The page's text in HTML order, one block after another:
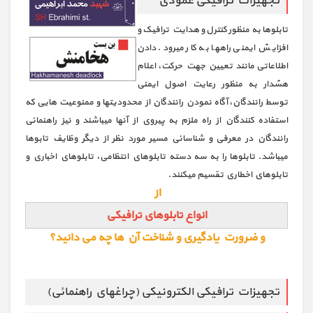
تابلوها به منظور کنترل و هدایت ترافیک و
افزایش ایمنی راهها به کار میرود. دادن
اطلاعاتی مانند تعیین جهت حرکت، اعلام
هشدار به منظور رعایت اصول ایمنی
توسط رانندگان، آگاه نمودن رانندگان از محدودیتها و ممنوعیت هایی که
استفاده کنندگان از راه ملزم به پیروي از آنها میباشند و نیز راهنمائی
رانندگان در معرفی و شناسائی مسیر مورد نظر از دیگر وظایف تابوها
میباشد. تابلوها را به سه دسته تابلوهاي انتظامی، تابلوهاي اخباري و
تابلوهاي اخطاري تقسیم میکنند.
از
انواع تابلوهای ترافیکی
و ضرورت یادگیری و شناخت آن ها چه می دانید؟
تجهیزات ترافیکی الکترونیکی (چراغهاي راهنمائی‎)